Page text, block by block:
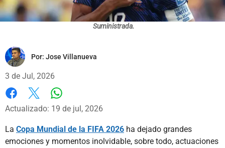
Suministrada.
Por: Jose Villanueva
3 de Jul, 2026
Facebook
X Whatsapp
Actualizado: 19 de jul, 2026
La Copa Mundial de la FIFA 2026 ha dejado grandes
emociones y momentos inolvidable, sobre todo, actuaciones